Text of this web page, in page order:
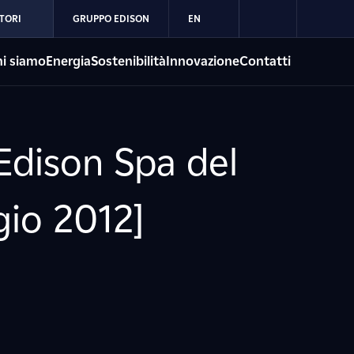
GRUPPO EDISON EN
siamoEnergiaSostenibilitàInnovazioneContatti
Spa del
2012]